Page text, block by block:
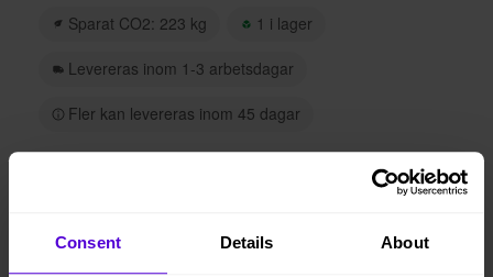
Consent Details About
Sparat CO2: 223 kg 1 i lager
Levereras inom 1-3 arbetsdagar
Fler kan levereras inom 45 dagar